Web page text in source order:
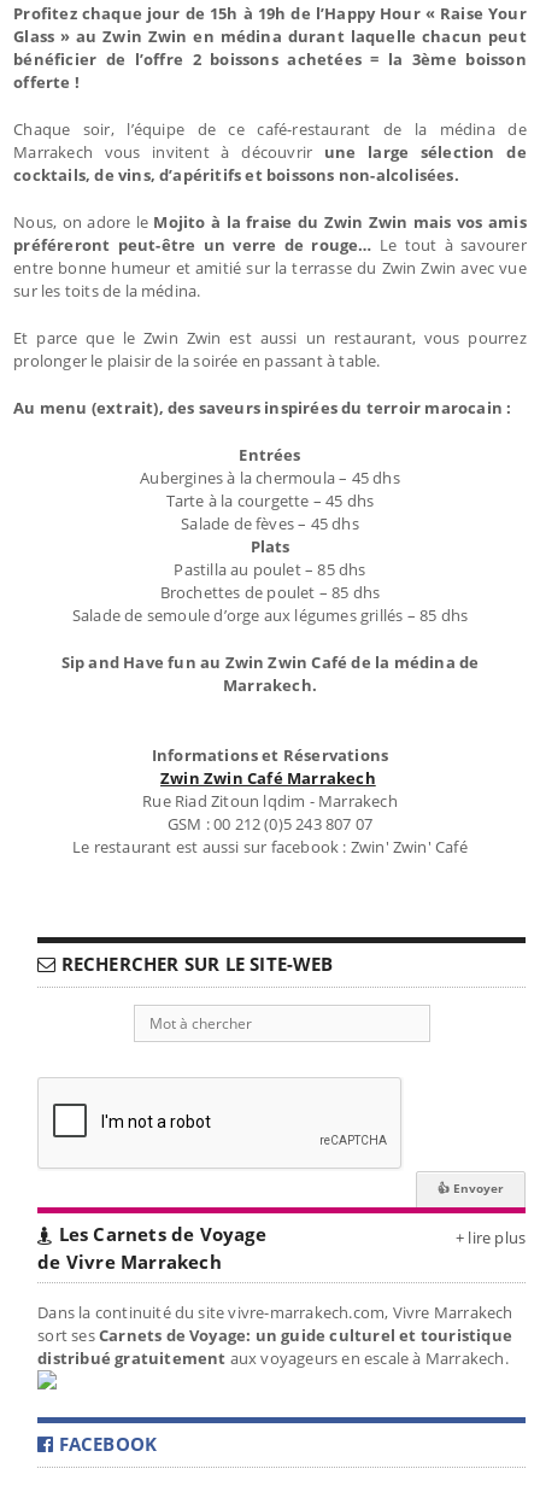
Profitez chaque jour de 15h à 19h de l’Happy Hour « Raise Your
Glass » au Zwin Zwin en médina durant laquelle chacun peut
bénéficier de l’offre 2 boissons achetées = la 3ème boisson
offerte !
Chaque soir, l’équipe de ce café-restaurant de la médina de
Marrakech vous invitent à découvrir une large sélection de
cocktails, de vins, d’apéritifs et boissons non-alcolisées.
Nous, on adore le Mojito à la fraise du Zwin Zwin mais vos amis
préféreront peut-être un verre de rouge… Le tout à savourer
entre bonne humeur et amitié sur la terrasse du Zwin Zwin avec vue
sur les toits de la médina.
Et parce que le Zwin Zwin est aussi un restaurant, vous pourrez
prolonger le plaisir de la soirée en passant à table.
Au menu (extrait), des saveurs inspirées du terroir marocain :
Entrées
Aubergines à la chermoula – 45 dhs
Tarte à la courgette – 45 dhs
Salade de fèves – 45 dhs
Plats
Pastilla au poulet – 85 dhs
Brochettes de poulet – 85 dhs
Salade de semoule d’orge aux légumes grillés – 85 dhs
Sip and Have fun au Zwin Zwin Café de la médina de
Marrakech.
Informations et Réservations
Zwin Zwin Café Marrakech
Rue Riad Zitoun lqdim - Marrakech
GSM : 00 212 (0)5 243 807 07
Le restaurant est aussi sur facebook : Zwin' Zwin' Café
RECHERCHER SUR LE SITE-WEB
Les Carnets de Voyage
de Vivre Marrakech
+ lire plus
Dans la continuité du site vivre-marrakech.com, Vivre Marrakech
sort sesCarnets de Voyage: un guide culturel et touristique
distribué gratuitement aux voyageurs en escale à Marrakech.
FACEBOOK